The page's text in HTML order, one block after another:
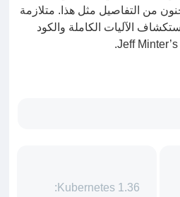
من التفاصيل مثل هذا. متلازمة
الآليات الكاملة والكود
Kubernetes 1.36: